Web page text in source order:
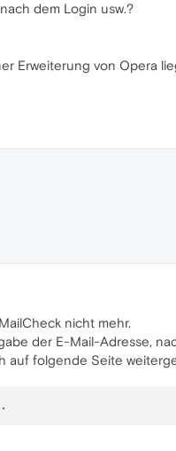
dem Login usw.?
Erweiterung von Opera
nicht mehr.
der E-Mail-Adresse,
auf folgende Seite